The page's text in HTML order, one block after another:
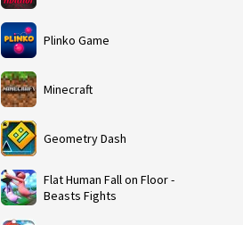
Plinko Game
Minecraft
Geometry Dash
Flat Human Fall on Floor -
Beasts Fights